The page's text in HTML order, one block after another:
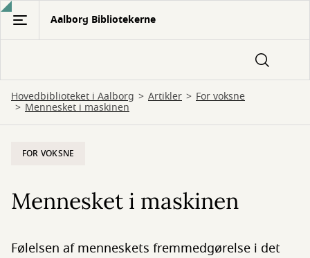
Gå
hovedindhold
Aalborg Bibliotekerne
Hovedbiblioteket i Aalborg Artikler For voksne
Mennesket i maskinen
FOR VOKSNE
Mennesket i maskinen
Følelsen af menneskets fremmedgørelse i det